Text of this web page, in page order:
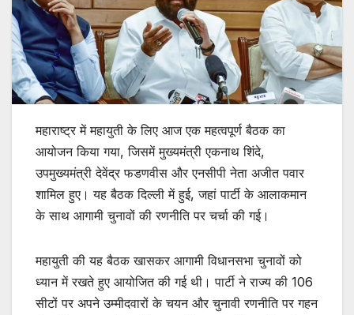
महाराष्ट्र में महायुती के लिए आज एक महत्वपूर्ण बैठक का
आयोजन किया गया, जिसमें मुख्यमंत्री एकनाथ शिंदे,
उपमुख्यमंत्री देवेंद्र फडणवीस और एनसीपी नेता अजीत पवार
शामिल हुए। यह बैठक दिल्ली में हुई, जहां पार्टी के आलाकमान
के साथ आगामी चुनावों की रणनीति पर चर्चा की गई।
महायुती की यह बैठक खासकर आगामी विधानसभा चुनावों को
ध्यान में रखते हुए आयोजित की गई थी। पार्टी ने राज्य की 106
सीटों पर अपने उम्मीदवारों के चयन और चुनावी रणनीति पर गहन